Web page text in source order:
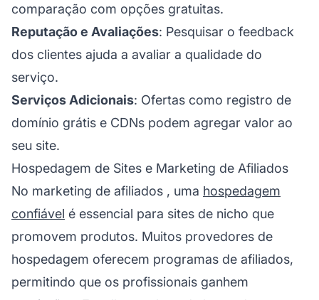
comparação com opções gratuitas.
Reputação e Avaliações: Pesquisar o feedback
dos clientes ajuda a avaliar a qualidade do
serviço.
Serviços Adicionais: Ofertas como registro de
domínio grátis e CDNs podem agregar valor ao
seu site.
Hospedagem de Sites e Marketing de Afiliados
No marketing de afiliados , uma hospedagem
confiável é essencial para sites de nicho que
promovem produtos. Muitos provedores de
hospedagem oferecem programas de afiliados,
permitindo que os profissionais ganhem